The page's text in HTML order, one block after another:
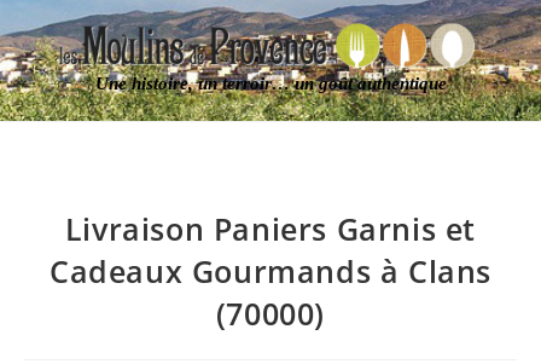
Une histoire, un terroir… un goût authentique
Livraison Paniers Garnis et
Cadeaux Gourmands à Clans
(70000)